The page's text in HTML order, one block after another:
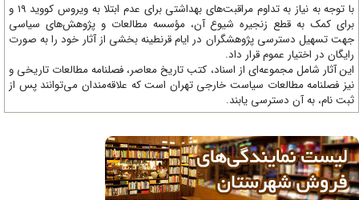
با توجه به نیاز به تداوم مراقبت‌های بهداشتی برای عدم ابتلا به ویروس کووید 19 و
کمک به قطع زنجیره شیوع آن، مؤسسه مطالعات و پژوهش‌های سیاسی
تسهیل دسترسی پژوهشگران در ایام قرنطینه بخشی از آثار خود را به صورت
در اختیار عموم قرار داد.
آثار شامل مجموعه‌ای از اسناد، کتب تاریخ معاصر، فصلنامه‌ مطالعات تاریخی و
فصلنامه مطالعات سیاست خارجی تهران است که علاقه‌مندان می‌توانند پس از
نام، به آن دسترسی یابند.